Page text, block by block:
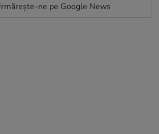
ne pe Google News